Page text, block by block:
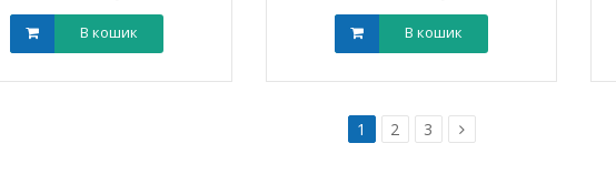
В кошик В кошик
1 2 3